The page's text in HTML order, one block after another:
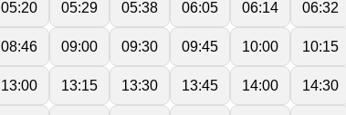
05:20 05:29 05:38 06:05 06:14 06:32
08:46 09:00 09:30 09:45 10:00 10:15
13:00 13:15 13:30 13:45 14:00 14:30